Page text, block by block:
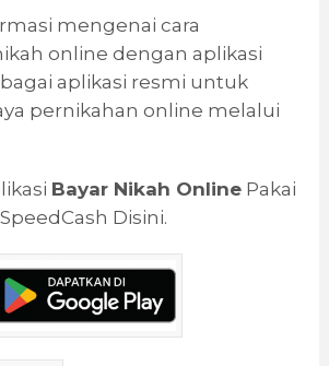
mengenai cara
online dengan aplikasi
aplikasi resmi untuk
pernikahan online melalui
Bayar Nikah OnlinePakai
SpeedCash Disini.